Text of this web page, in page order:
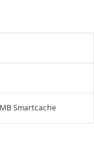
Smartcache